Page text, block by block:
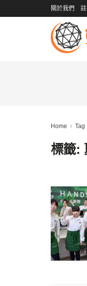
關於我們
Home Tag
標籤: